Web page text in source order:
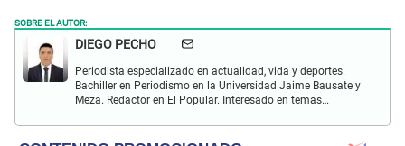
SOBRE EL AUTOR:
DIEGO PECHO
Periodista especializado en actualidad, vida y deportes.
Bachiller en Periodismo en la Universidad Jaime Bausate y
Meza. Redactor en El Popular. Interesado en temas
internacional, trucos caseros y educación.